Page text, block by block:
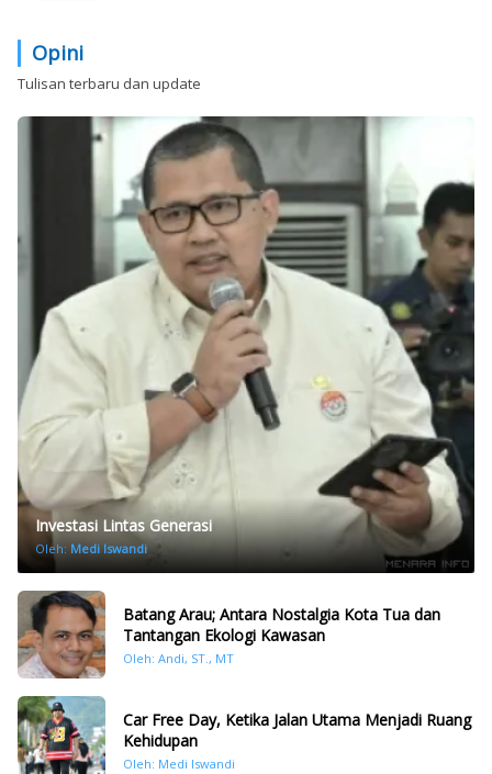
Opini
Tulisan terbaru dan update
Investasi Lintas Generasi
Oleh: Medi Iswandi
Batang Arau; Antara Nostalgia Kota Tua dan
Tantangan Ekologi Kawasan
Oleh: Andi, ST., MT
Car Free Day, Ketika Jalan Utama Menjadi Ruang
Kehidupan
Oleh: Medi Iswandi